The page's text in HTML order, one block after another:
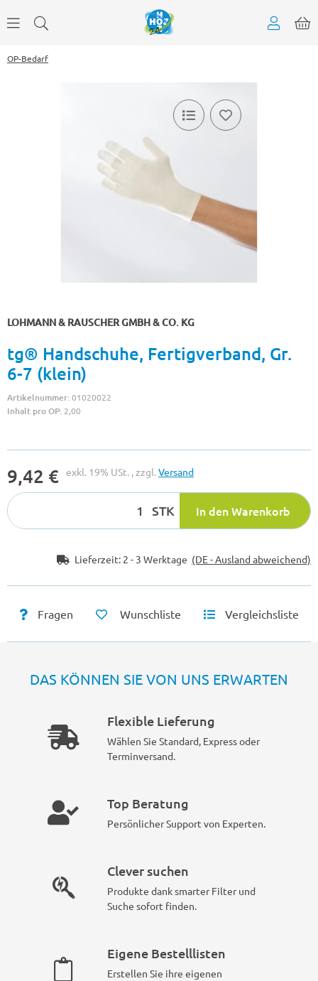
OP-Bedarf
LOHMANN & RAUSCHER GMBH & CO. KG
tg® Handschuhe, Fertigverband, Gr.
6-7 (klein)
Artikelnummer:01020022
Inhalt pro OP: 2,00
9,42 € exkl. 19% USt. , zzgl.Versand
STK In den Warenkorb
Lieferzeit: 2 - 3 Werktage (DE - Ausland abweichend)
Fragen Wunschliste Vergleichsliste
DAS KÖNNEN SIE VON UNS ERWARTEN
Flexible Lieferung
Wählen Sie Standard, Express oder
Terminversand.
Top Beratung
Persönlicher Support von Experten.
Clever suchen
Produkte dank smarter Filter und
Suche sofort finden.
Eigene Bestelllisten
Erstellen Sie ihre eigenen